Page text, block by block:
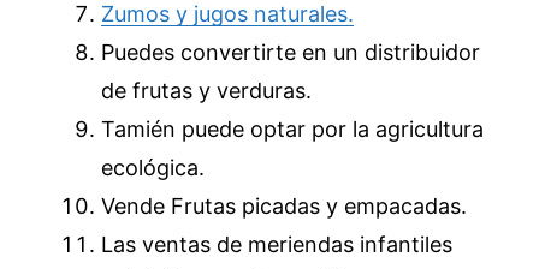
Zumos y jugos naturales.
Puedes convertirte en un distribuidor
de frutas y verduras.
Tamién puede optar por la agricultura
ecológica.
Vende Frutas picadas y empacadas.
Las ventas de meriendas infantiles